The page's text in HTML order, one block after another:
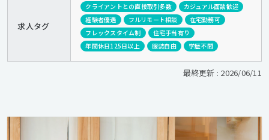
求人タグ
クライアントとの直接取引多数
カジュアル面談歓迎
経験者優遇
フルリモート相談
在宅勤務可
フレックスタイム制
住宅手当有り
年間休日125日以上
服装自由 学歴不問
最終更新 : 2026/06/11